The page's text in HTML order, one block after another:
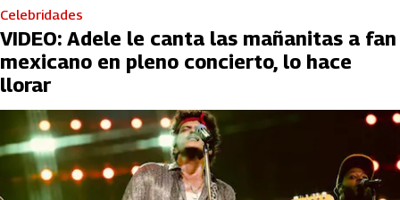
Celebridades
VIDEO: Adele le canta las mañanitas a fan
mexicano en pleno concierto, lo hace
llorar